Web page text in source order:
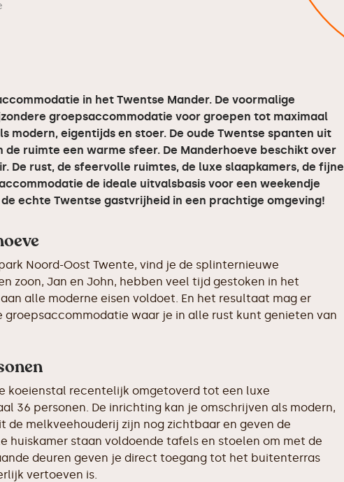
in het Twentse Mander. De voormalige
groepsaccommodatie voor groepen tot maximaal
modern, eigentijds en stoer. De oude Twentse spanten uit
ruimte een warme sfeer. De Manderhoeve beschikt over
De rust, de sfeervolle ruimtes, de luxe slaapkamers, de fijne
de ideale uitvalsbasis voor een weekendje
echte Twentse gastvrijheid in een prachtige omgeving!
Noord-Oost Twente, vind je de splinternieuwe
zoon, Jan en John, hebben veel tijd gestoken in het
alle moderne eisen voldoet. En het resultaat mag er
groepsaccommodatie waar je in alle rust kunt genieten van
koeienstal recentelijk omgetoverd tot een luxe
36 personen. De inrichting kan je omschrijven als modern,
de melkveehouderij zijn nog zichtbaar en geven de
huiskamer staan voldoende tafels en stoelen om met de
deuren geven je direct toegang tot het buitenterras
vertoeven is.